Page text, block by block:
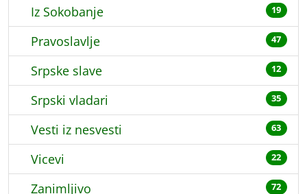
Iz Sokobanje 19
Pravoslavlje 47
Srpske slave 12
Srpski vladari 35
Vesti iz nesvesti 63
Vicevi 22
Zanimljivo 72